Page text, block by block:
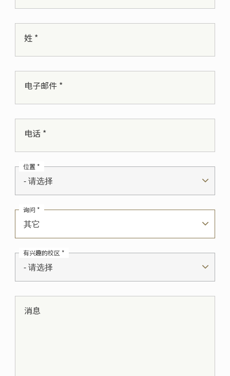
姓 *
电子邮件 *
电话 *
- 请选择
位置 *
其它
询问 *
- 请选择
有兴趣的校区 *
消息